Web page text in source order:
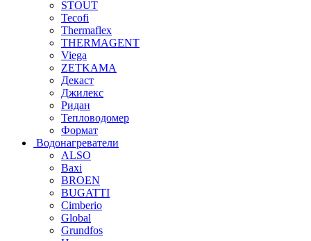
STOUT
Tecofi
Thermaflex
THERMAGENT
Viega
ZETKAMA
Декаст
Джилекс
Ридан
Тепловодомер
Формат
Водонагреватели
ALSO
Baxi
BROEN
BUGATTI
Cimberio
Global
Grundfos